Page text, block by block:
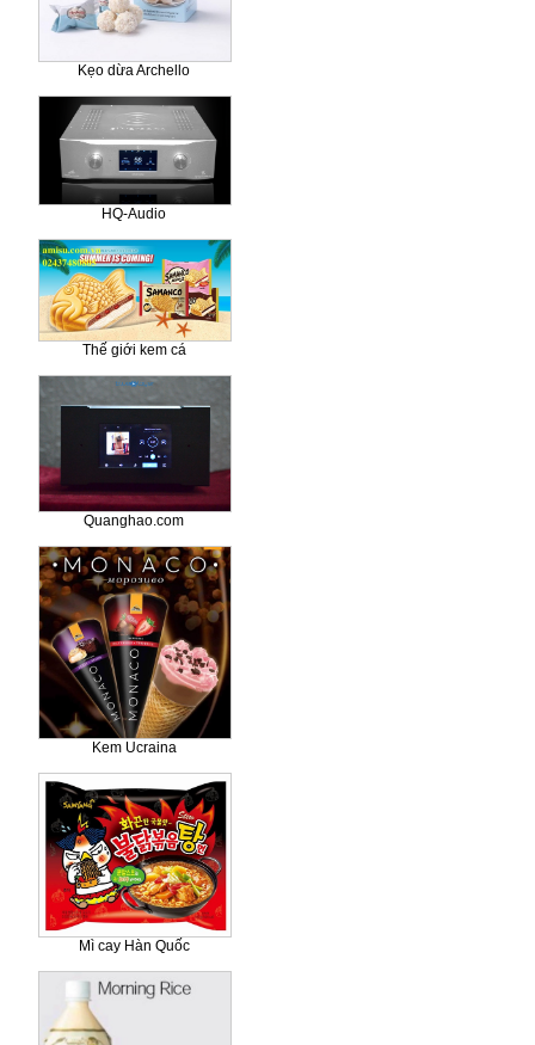
Kẹo dừa Archello
HQ-Audio
Thế giới kem cá
Quanghao.com
Kem Ucraina
Mì cay Hàn Quốc